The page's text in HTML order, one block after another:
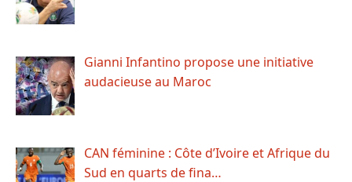
Gianni Infantino propose une initiative
audacieuse au Maroc
CAN féminine : Côte d’Ivoire et Afrique du
Sud en quarts de fina…